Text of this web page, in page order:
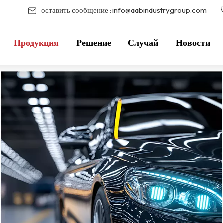
оставить сообщение : info@aabindustrygroup.com
Продукция Решение Случай Новости